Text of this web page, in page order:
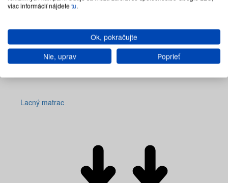
Lacný matrac
viac informácií nájdetetu.
Ok, pokračujte
Nie, uprav
Poprieť